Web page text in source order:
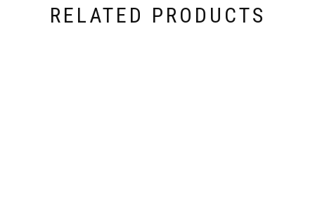
RELATED PRODUCTS